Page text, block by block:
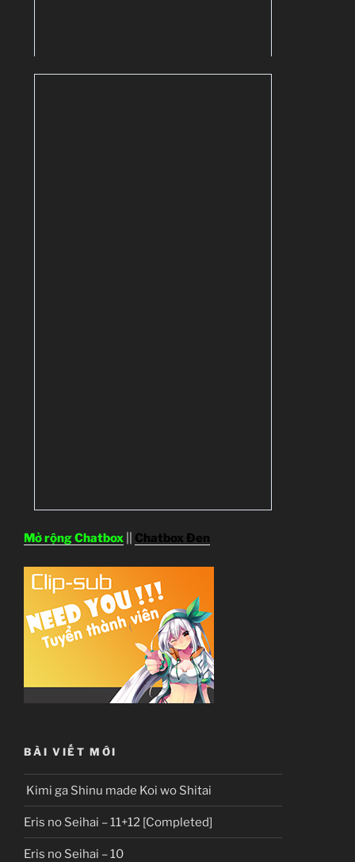
Mở rộng Chatbox Chatbox Đen
BÀI VIẾT MỚI
Kimi ga Shinu made Koi wo Shitai
Eris no Seihai – 11+12 [Completed]
Eris no Seihai – 10